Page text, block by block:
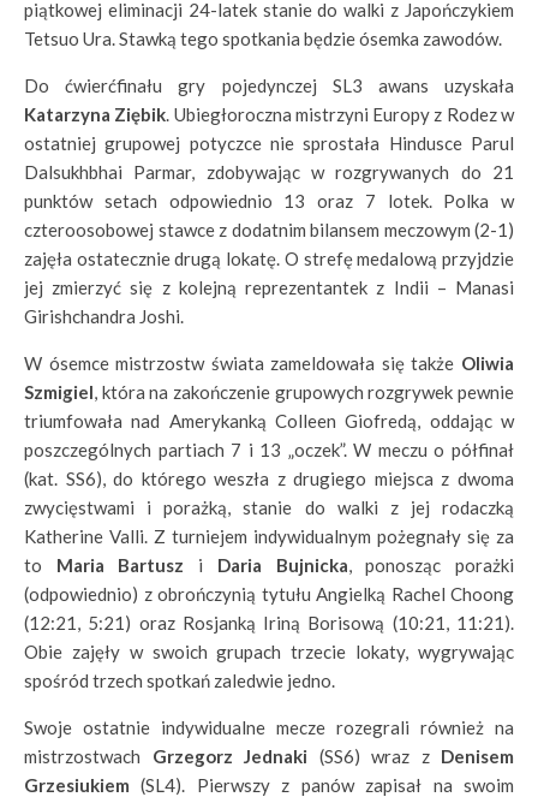
piątkowej eliminacji 24-latek stanie do walki z Japończykiem
Tetsuo Ura. Stawką tego spotkania będzie ósemka zawodów.
Do ćwierćfinału gry pojedynczej SL3 awans uzyskała
Katarzyna Ziębik . Ubiegłoroczna mistrzyni Europy z Rodez w
ostatniej grupowej potyczce nie sprostała Hindusce Parul
Dalsukhbhai Parmar, zdobywając w rozgrywanych do 21
punktów setach odpowiednio 13 oraz 7 lotek. Polka w
czteroosobowej stawce z dodatnim bilansem meczowym (2-1)
zajęła ostatecznie drugą lokatę. O strefę medalową przyjdzie
jej zmierzyć się z kolejną reprezentantek z Indii – Manasi
Girishchandra Joshi.
W ósemce mistrzostw świata zameldowała się także Oliwia
Szmigiel , która na zakończenie grupowych rozgrywek pewnie
triumfowała nad Amerykanką Colleen Giofredą, oddając w
poszczególnych partiach 7 i 13 „oczek”. W meczu o półfinał
(kat. SS6), do którego weszła z drugiego miejsca z dwoma
zwycięstwami i porażką, stanie do walki z jej rodaczką
Katherine Valli. Z turniejem indywidualnym pożegnały się za
to Maria Bartusz i Daria Bujnicka , ponosząc porażki
(odpowiednio) z obrończynią tytułu Angielką Rachel Choong
(12:21, 5:21) oraz Rosjanką Iriną Borisową (10:21, 11:21).
Obie zajęły w swoich grupach trzecie lokaty, wygrywając
spośród trzech spotkań zaledwie jedno.
Swoje ostatnie indywidualne mecze rozegrali również na
mistrzostwach Grzegorz Jednaki (SS6) wraz z Denisem
Grzesiukiem (SL4). Pierwszy z panów zapisał na swoim